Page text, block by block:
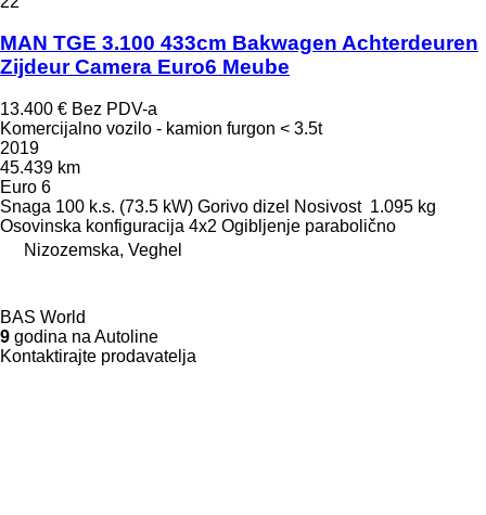
MAN TGE 3.100 433cm Bakwagen Achterdeuren
Zijdeur Camera Euro6 Meube
13.400 € Bez PDV-a
Komercijalno vozilo - kamion furgon < 3.5t
2019
45.439 km
Euro 6
Snaga 100 k.s. (73.5 kW) Gorivo dizel Nosivost 1.095 kg
Osovinska konfiguracija 4x2 Ogibljenje parabolično
Nizozemska, Veghel
BAS World
9 godina na Autoline
Kontaktirajte prodavatelja